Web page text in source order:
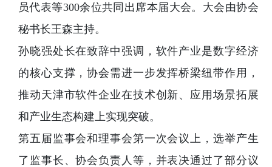
员代表等300余位共同出席本届大会。大会由协会
秘书长王森主持。
孙晓强处长在致辞中强调，软件产业是数字经济
的核心支撑，协会需进一步发挥桥梁纽带作用，
推动天津市软件企业在技术创新、应用场景拓展
和产业生态构建上实现突破。
第五届监事会和理事会第一次会议上，选举产生
了监事长、协会负责人等，并表决通过了部分议